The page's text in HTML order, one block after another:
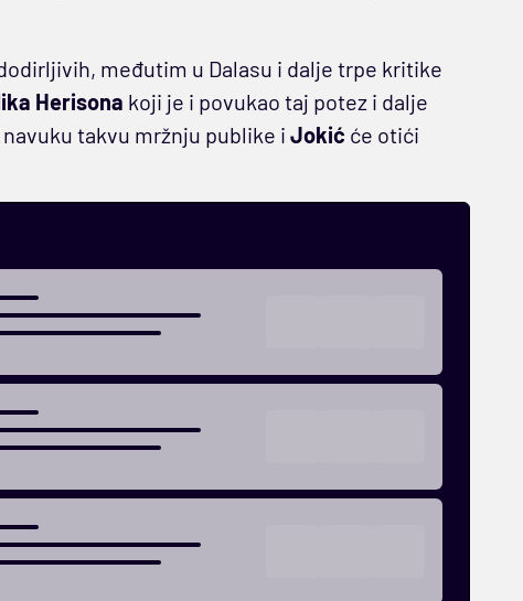
međutim u Dalasu i dalje trpe kritike
Herisona koji je i povukao taj potez i dalje
takvu mržnju publike i Jokić će otići